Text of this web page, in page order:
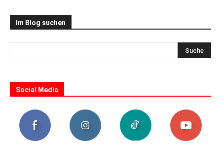
Im Blog suchen
Social Media